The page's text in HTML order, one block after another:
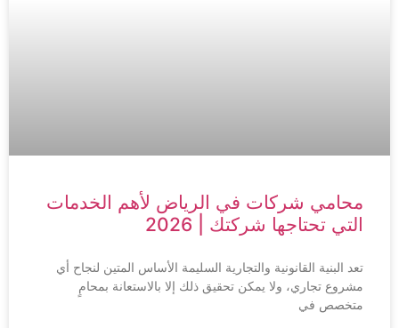
محامي شركات في الرياض لأهم الخدمات
التي تحتاجها شركتك | 2026
تعد البنية القانونية والتجارية السليمة الأساس المتين لنجاح أي
مشروع تجاري، ولا يمكن تحقيق ذلك إلا بالاستعانة بمحامٍ
متخصص في